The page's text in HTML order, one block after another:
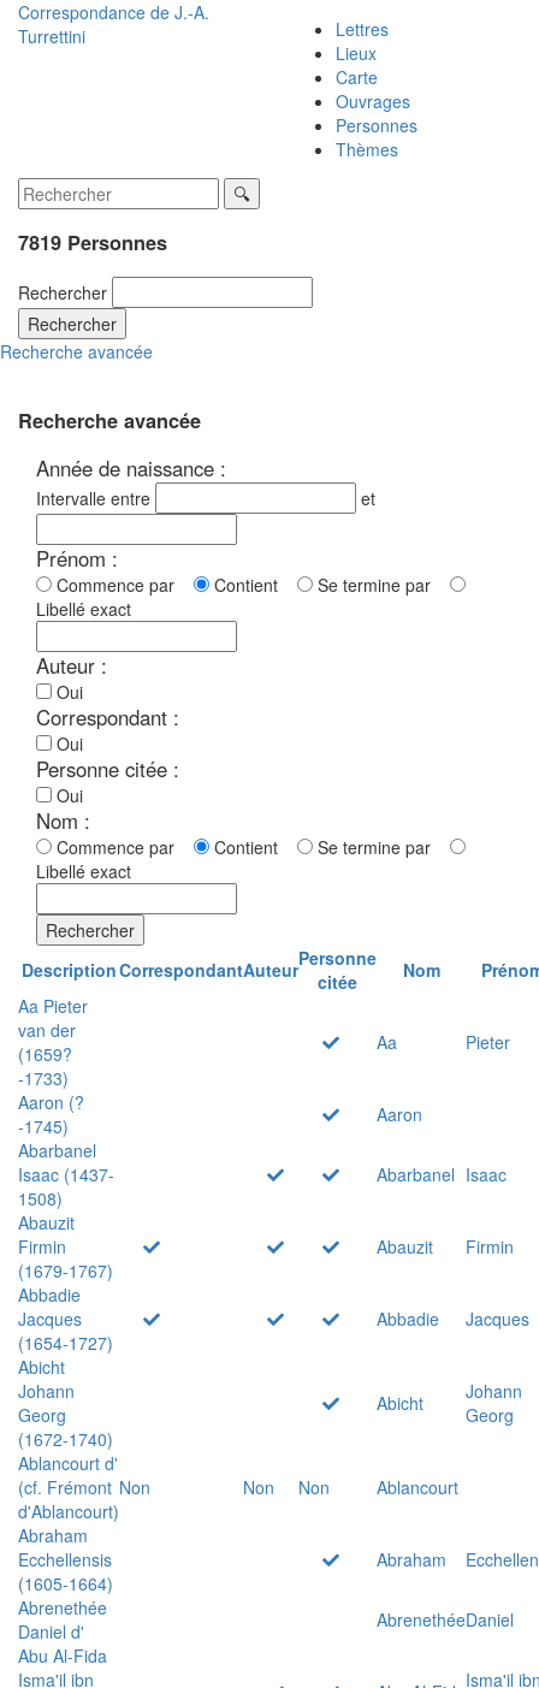
Correspondance de J.-A.
Turrettini
Lettres
Lieux
Carte
Ouvrages
Personnes
Thèmes
7819 Personnes
Rechercher
Rechercher
Recherche avancée
Recherche avancée
Année de naissance :
Intervalle entre et
Prénom :
Commence par Contient
Se termine par
Libellé exact
Auteur :
Oui
Correspondant :
Oui
Personne citée :
Oui
Nom :
Commence par Contient
Se termine par
Libellé exact
Rechercher
DescriptionCorrespondantAuteurPersonne
citée
Nom
Aa Pieter
van der
(1659?
-1733)
Aa Pieter
Aaron (?
-1745)
Aaron
Abarbanel
Isaac (1437-
1508)
Abarbanel Isaac
Abauzit
Firmin
(1679-1767)
Abauzit
Firmin
Abbadie
Jacques
(1654-1727)
Abbadie
Jacques
Abicht
Johann
Georg
(1672-1740)
Abicht
Johann
Georg
Ablancourt d'
(cf. Frémont
d'Ablancourt)
Non Non Non
Ablancourt
Abraham
Ecchellensis
(1605-1664)
Abraham
Abrenethée
Daniel d'
AbrenethéeDaniel
Abu Al-Fida
Isma'il ibn
Isma'il